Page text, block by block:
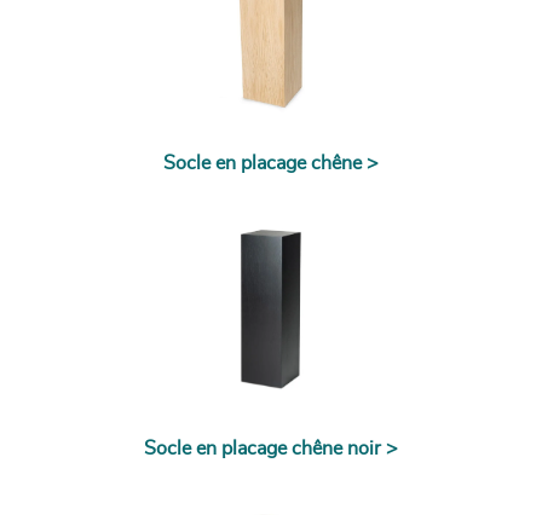
Socle en placage chêne >
Socle en placage chêne noir >